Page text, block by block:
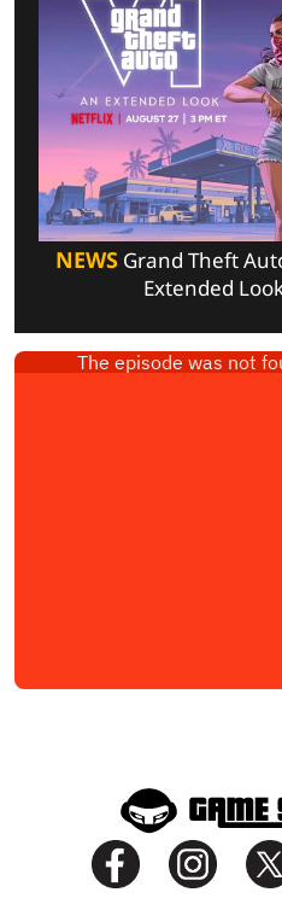
NEWS Grand Theft
Extended